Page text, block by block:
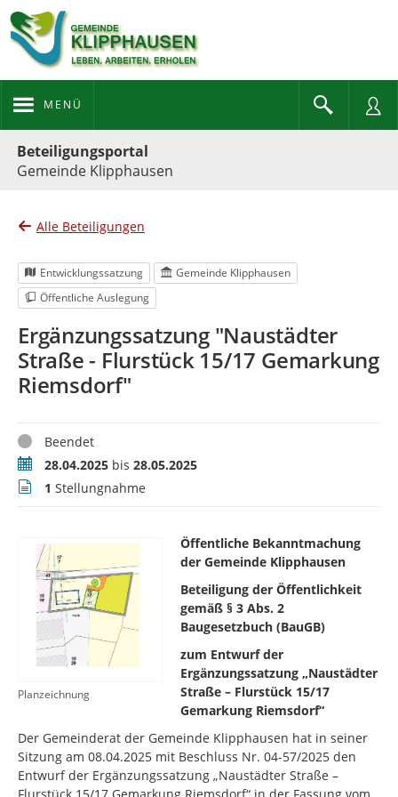
MENÜ
Beteiligungsportal
Gemeinde Klipphausen
Alle Beteiligungen
Entwicklungssatzung
Gemeinde Klipphausen
Öffentliche Auslegung
Ergänzungssatzung "Naustädter
Straße - Flurstück 15/17 Gemarkung
Riemsdorf"
StatusBeendet
Zeitraum28.04.2025 bis 28.05.2025
Stellungnahmen
1 Stellungnahme
Planzeichnung
Öffentliche Bekanntmachung
der Gemeinde Klipphausen
Beteiligung der Öffentlichkeit
gemäß § 3 Abs. 2
Baugesetzbuch (BauGB)
zum Entwurf der
Ergänzungssatzung „Naustädter
Straße – Flurstück 15/17
Gemarkung Riemsdorf“
Der Gemeinderat der Gemeinde Klipphausen hat in seiner
Sitzung am 08.04.2025 mit Beschluss Nr. 04-57/2025 den
Entwurf der Ergänzungssatzung „Naustädter Straße –